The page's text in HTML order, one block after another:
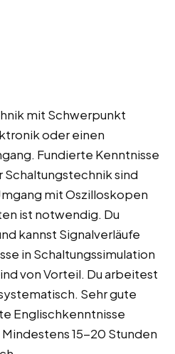
mit Schwerpunkt
oder einen
Fundierte Kenntnisse
Schaltungstechnik sind
mit Oszilloskopen
ist notwendig. Du
kannst Signalverläufe
in Schaltungssimulation
von Vorteil. Du arbeitest
Sehr gute
Englischkenntnisse
15-20 Stunden